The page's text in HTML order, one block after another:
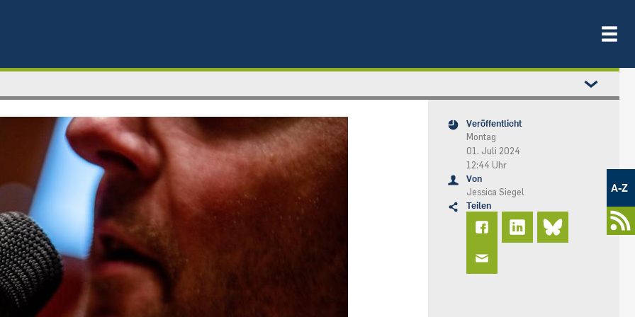
Metamenü
A-Z
Veröffentlicht
Montag
01. Juli 2024
12:44 Uhr
Von
Jessica Siegel
Teilen